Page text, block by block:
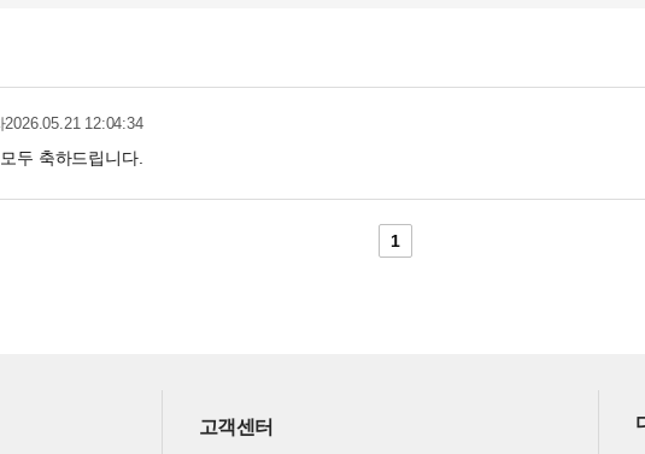
2026.05.21 12:04:34
두 축하드립니다.
1
고객센터